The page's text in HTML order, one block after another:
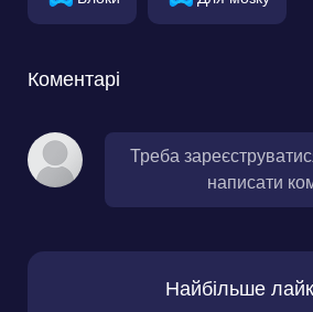
Коментарі
Треба
написати
Найбільше